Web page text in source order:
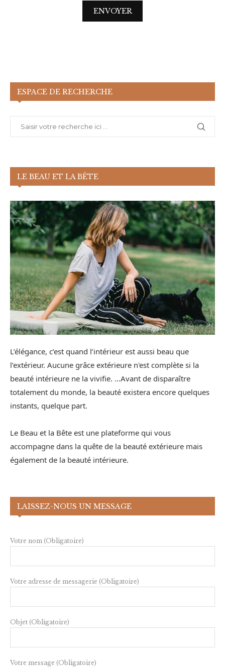
ESPACE DE RECHERCHE
LE BEAU ET LA BÊTE
L’élégance, c’est quand l’intérieur est aussi beau que
l’extérieur. Aucune grâce extérieure n'est complète si la
beauté intérieure ne la vivifie. ...Avant de disparaître
totalement du monde, la beauté existera encore quelques
instants, quelque part.
Le Beau et la Bête est une plateforme qui vous
accompagne dans la quête de la beauté extérieure mais
également de la beauté intérieure.
LAISSEZ-NOUS UN MESSAGE
Votre nom (Obligatoire)
Votre adresse de messagerie (Obligatoire)
Objet (Obligatoire)
Votre message (Obligatoire)